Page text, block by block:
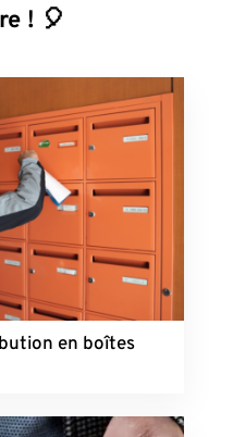
! 🎈
en boîtes